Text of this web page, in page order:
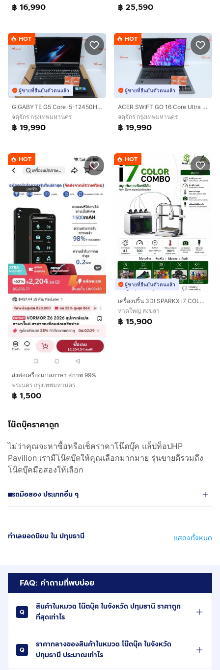
฿ 16,990 ฿ 25,590
HOT
ผู้ขายที่ยืนยันตัวตนแล้ว
GIGABYTE G5 Core i5-12450H.RTX4050 RAM16.512GB
จตุจักร กรุงเทพมหานคร
฿ 19,990
HOT
ผู้ขายที่ยืนยันตัวตนแล้ว
ACER SWIFT GO 16 Core Ultra 5 125H RAM32.1TB
จตุจักร กรุงเทพมหานคร
฿ 19,990
HOT
ส่งต่อเครื่องแปลภาษา สภาพ 99%
พระนคร กรุงเทพมหานคร
฿ 1,500
HOT
ผู้ขายที่ยืนยันตัวตนแล้ว
เครื่องปริ้น 3D! SPARKX i7 COLOR COMBO พิมพ์ได้สูงสุด 4 สี จบในเครื่องเดียว
หาดใหญ่ สงขลา
฿ 15,900
โน๊ตบุ๊คราคาถูก
ไม่ว่าคุณจะหาซื้อหรือเช็คราคาโน๊ตบุ๊ค แล็ปท็อปHP
Pavilion เรามีโน๊ตบุ๊ตให้คุณเลือกมากมาย รุ่นขายดีรวมถึง
โน๊ตบุ๊คมือสองให้เลือก
รถมือสอง ประเภทอื่น ๆ
ทำเลยอดนิยม ใน ปทุมธานี แสดงทั้งหมด
FAQ: คำถามที่พบบ่อย
สินค้าในหมวด โน๊ตบุ๊ค ในจังหวัด ปทุมธานี ราคาถูก
ที่สุดเท่าไร
ราคากลางของสินค้าในหมวด โน๊ตบุ๊ค ในจังหวัด
ปทุมธานี ประมาณเท่าไร